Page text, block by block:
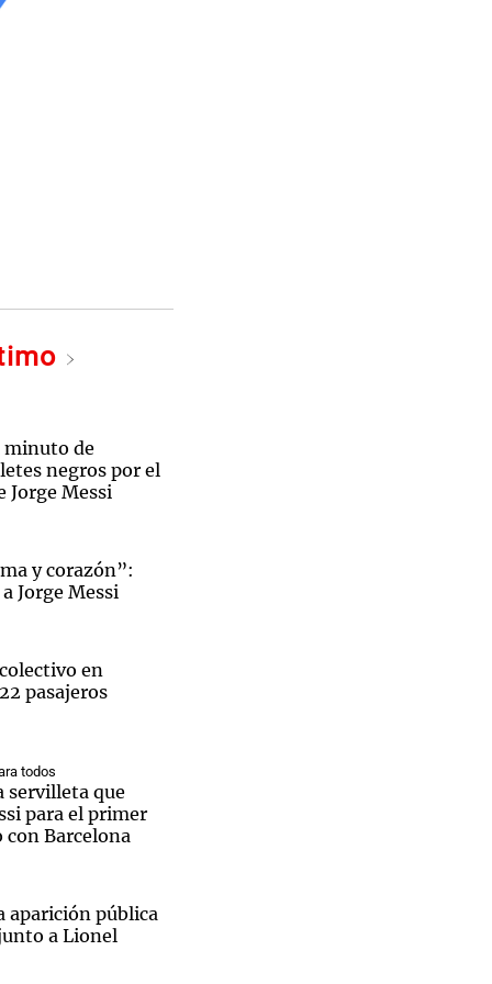
minuto de
negros por el
Jorge Messi
y corazón”:
Jorge Messi
en
pasajeros
todos
servilleta que
para el primer
con Barcelona
aparición pública
a Lionel